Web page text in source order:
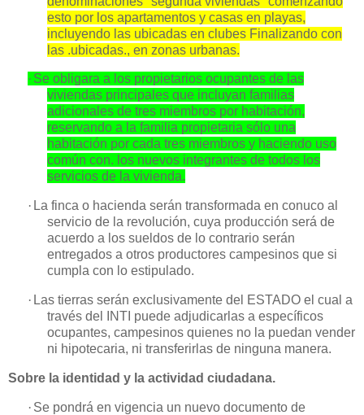
esto por los apartamentos y casas en playas,
incluyendo las ubicadas en clubes Finalizando con
las .ubicadas., en zonas urbanas.
· Se obligara a los propietarios ocupantes de las
viviendas principales que incluyan familias
adicionales de tres miembros por habitación,
reservando a la familia propietaria sólo una
habitación por cada tres miembros y haciendo uso
común con. los nuevos integrantes de todos los
servicios de la vivienda.
· La finca o hacienda serán transformada en conuco al
servicio de la revolución, cuya producción será de
acuerdo a los sueldos de lo contrario serán
entregados a otros productores campesinos que si
cumpla con lo estipulado.
· Las tierras serán exclusivamente del ESTADO el cual a
través del INTI puede adjudicarlas a específicos
ocupantes, campesinos quienes no la puedan vender
ni hipotecaria, ni transferirlas de ninguna manera.
Sobre la identidad y la actividad ciudadana.
· Se pondrá en vigencia un nuevo documento de